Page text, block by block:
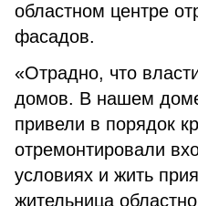
областном центре
фасадов.
«Отрадно, что
домов. В нашем
привели в порядок
отремонтировали
условиях и жить
жительница